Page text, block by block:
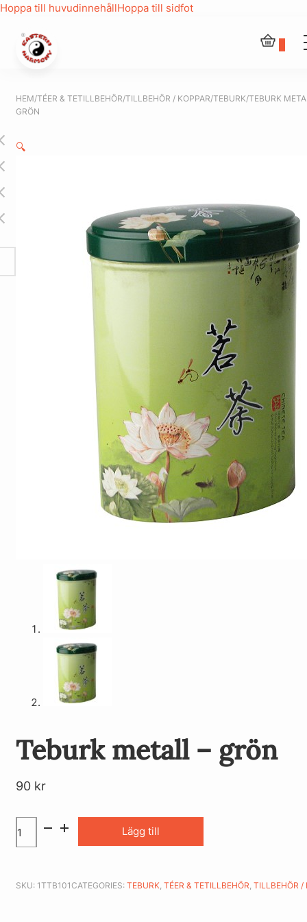
Hoppa till huvudinnehållHoppa till sidfot
HEM/TÉER & TETILLBEHÖR/TILLBEHÖR / KOPPAR/TEBURK/TEBURK
GRÖN
🔍
Teburk metall – grön
90 kr
Lägg till
SKU: 1TTB101CATEGORIES: TEBURK, TÉER & TETILLBEHÖR, TILLBEHÖR /